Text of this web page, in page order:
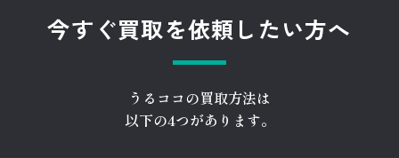
今すぐ買取を依頼したい方へ
うるココの買取方法は
以下の4つがあります。